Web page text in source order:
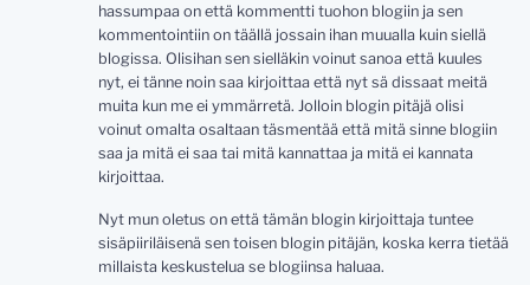
hassumpaa on että kommentti tuohon blogiin ja sen
kommentointiin on täällä jossain ihan muualla kuin siellä
blogissa. Olisihan sen sielläkin voinut sanoa että kuules
nyt, ei tänne noin saa kirjoittaa että nyt sä dissaat meitä
muita kun me ei ymmärretä. Jolloin blogin pitäjä olisi
voinut omalta osaltaan täsmentää että mitä sinne blogiin
saa ja mitä ei saa tai mitä kannattaa ja mitä ei kannata
kirjoittaa.
Nyt mun oletus on että tämän blogin kirjoittaja tuntee
sisäpiiriläisenä sen toisen blogin pitäjän, koska kerra tietää
millaista keskustelua se blogiinsa haluaa.